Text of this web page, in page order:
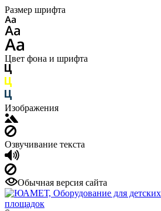
Размер шрифта
Цвет фона и шрифта
Изображения
Озвучивание текста
Обычная версия сайта